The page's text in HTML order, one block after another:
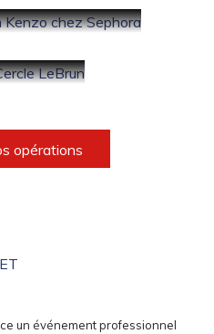
opérations
un événement professionnel